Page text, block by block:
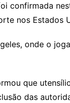
confirmada
nos Estados
onde o
que
das